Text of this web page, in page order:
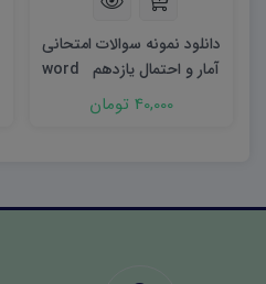
دانلود نمونه سوالات امتحانی
آمار و احتمال یازدهم word
(نوبت دوم)
40,000 تومان